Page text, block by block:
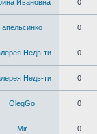
Ивановна 0
апельсинко 0
Недв-ти 0
Недв-ти 0
OlegGo 0
Mir 0